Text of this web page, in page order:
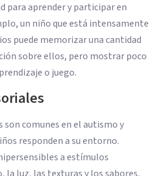
para aprender y participar en
un niño que está intensamente
puede memorizar una cantidad
sobre ellos, pero mostrar poco
o juego.
son comunes en el autismo y
responden a su entorno.
a estímulos